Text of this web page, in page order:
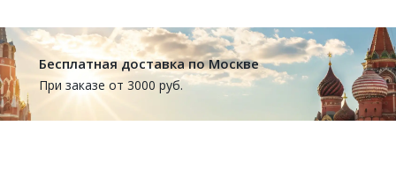
Бесплатная доставка по Москве
При заказе от 3000 руб.